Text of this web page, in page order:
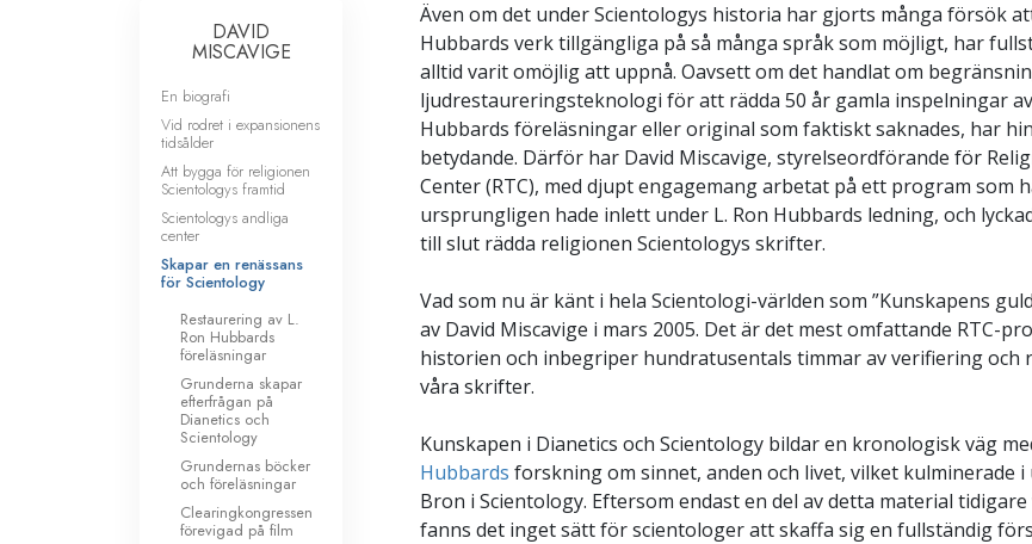
Även om det under Scientologys historia har gjorts många försök
Hubbards verk tillgängliga på så många språk som möjligt, har
alltid varit omöjlig att uppnå. Oavsett om det handlat om
ljudrestaureringsteknologi för att rädda 50 år gamla inspelningar av
Hubbards föreläsningar eller original som faktiskt saknades, har
betydande. Därför har David Miscavige, styrelseordförande för
Center (RTC), med djupt engagemang arbetat på ett program som
ursprungligen hade inlett under L. Ron Hubbards ledning, och
till slut rädda religionen Scientologys skrifter.
Vad som nu är känt i hela Scientologi-världen som ”Kunskapens
av David Miscavige i mars 2005. Det är det mest omfattande RTC-
historien och inbegriper hundratusentals timmar av verifiering och
våra skrifter.
Kunskapen i Dianetics och Scientology bildar en kronologisk väg
Hubbards forskning om sinnet, anden och livet, vilket kulminerade i
Bron i Scientology. Eftersom endast en del av detta material
fanns det inget sätt för scientologer att skaffa sig en fullständig
DAVID
MISCAVIGE
En biografi
Vid rodret i expansionens
tidsålder
Att bygga för religionen
Scientologys framtid
Scientologys andliga
center
Skapar en renässans
för Scientology
Restaurering av L.
Ron Hubbards
föreläsningar
Grunderna skapar
efterfrågan på
Dianetics och
Scientology
Grundernas böcker
och föreläsningar
Clearingkongressen
förevigad på film